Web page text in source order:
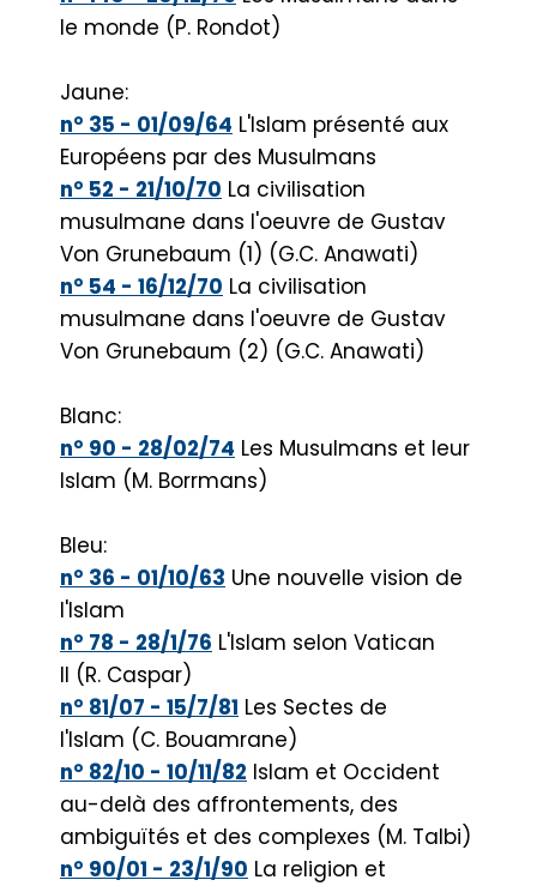
le monde (P. Rondot)
Jaune:
n° 35 - 01/09/64 L'Islam présenté aux
Européens par des Musulmans
n° 52 - 21/10/70 La civilisation
musulmane dans l'oeuvre de Gustav
Von Grunebaum (1) (G.C. Anawati)
n° 54 - 16/12/70 La civilisation
musulmane dans l'oeuvre de Gustav
Von Grunebaum (2) (G.C. Anawati)
Blanc:
n° 90 - 28/02/74 Les Musulmans et leur
Islam (M. Borrmans)
Bleu:
n° 36 - 01/10/63 Une nouvelle vision de
l'Islam
n° 78 - 28/1/76 L'Islam selon Vatican
Il (R. Caspar)
n° 81/07 - 15/7/81 Les Sectes de
l'Islam (C. Bouamrane)
n° 82/10 - 10/11/82 Islam et Occident
au-delà des affrontements, des
ambiguïtés et des complexes (M. Talbi)
n° 90/01 - 23/1/90 La religion et